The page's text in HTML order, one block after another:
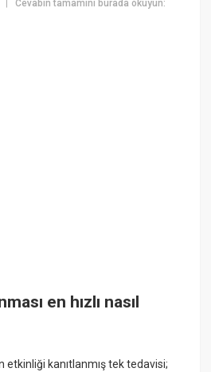
|Cevabın tamamını burada okuyun:
en hızlı nasıl
etkinliği kanıtlanmış tek tedavisi;